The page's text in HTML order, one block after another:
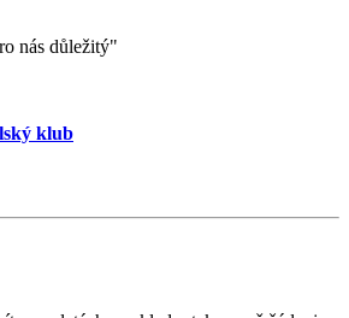
nás důležitý"
klub